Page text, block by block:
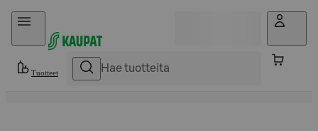
Hyppää sisältöön
Tuotteet